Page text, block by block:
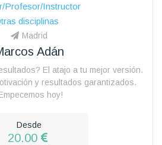
Profesor/Instructor
disciplinas
Madrid
Adán
El atajo a tu mejor versión.
y resultados garantizados.
hoy!
Desde
20.00